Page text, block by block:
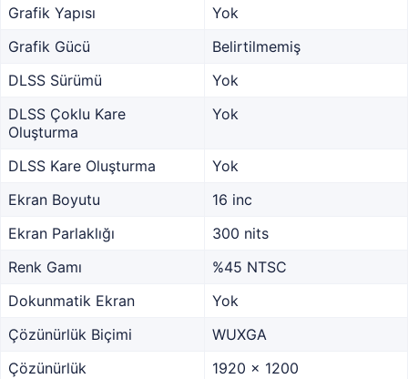
Grafik Yapısı
Yok
Grafik Gücü
Belirtilmemiş
DLSS Sürümü
Yok
DLSS Çoklu Kare
Oluşturma
Yok
DLSS Kare Oluşturma
Yok
Ekran Boyutu
16 inc
Ekran Parlaklığı
300 nits
Renk Gamı
%45 NTSC
Dokunmatik Ekran
Yok
Çözünürlük Biçimi
WUXGA
Çözünürlük
1920 x 1200